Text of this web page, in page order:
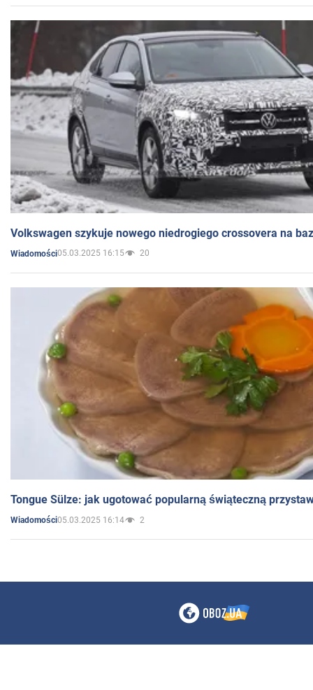
Volkswagen szykuje nowego niedrogiego crossovera na
Wiadomości05.03.2025 16:15 20
Tongue Sülze: jak ugotować popularną świąteczną
Wiadomości05.03.2025 16:14 2